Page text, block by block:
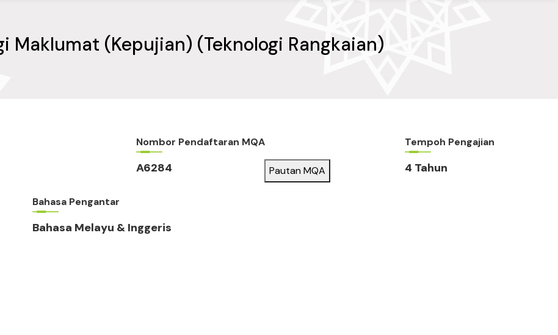
Maklumat (Kepujian) (Teknologi Rangkaian)
Nombor Pendaftaran MQA
A6284 Pautan MQA
Tempoh Pengajian
4 Tahun
Bahasa Pengantar
Bahasa Melayu & Inggeris